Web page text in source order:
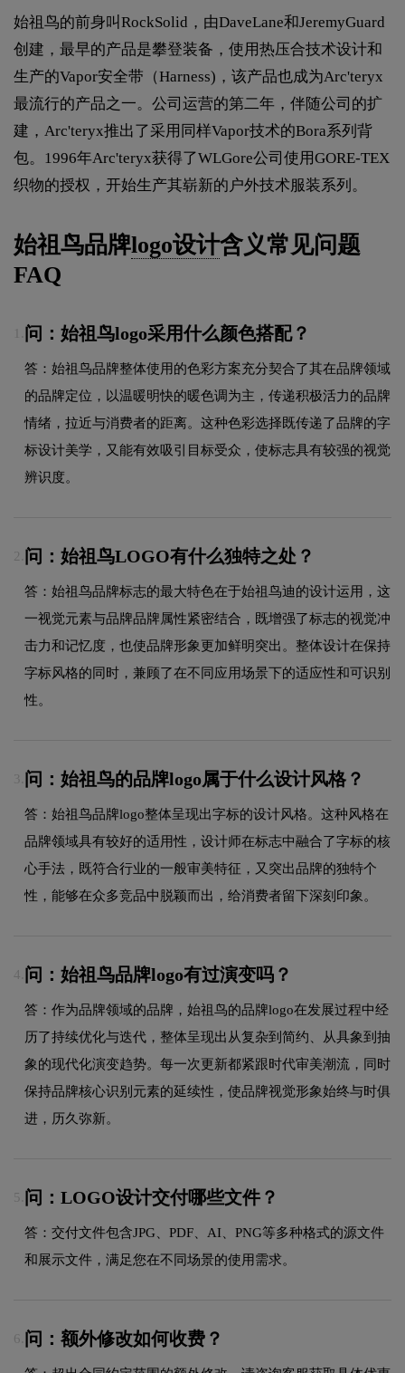
始祖鸟的前身叫RockSolid，由DaveLane和JeremyGuard
创建，最早的产品是攀登装备，使用热压合技术设计和
生产的Vapor安全带（Harness)，该产品也成为Arc'teryx
最流行的产品之一。公司运营的第二年，伴随公司的扩
建，Arc'teryx推出了采用同样Vapor技术的Bora系列背
包。1996年Arc'teryx获得了WLGore公司使用GORE-TEX
织物的授权，开始生产其崭新的户外技术服装系列。
始祖鸟品牌logo设计含义常见问题
FAQ
问：始祖鸟logo采用什么颜色搭配？
答：始祖鸟品牌整体使用的色彩方案充分契合了其在品牌领域
的品牌定位，以温暖明快的暖色调为主，传递积极活力的品牌
情绪，拉近与消费者的距离。这种色彩选择既传递了品牌的字
标设计美学，又能有效吸引目标受众，使标志具有较强的视觉
辨识度。
2. 问：始祖鸟LOGO有什么独特之处？
答：始祖鸟品牌标志的最大特色在于始祖鸟迪的设计运用，这
一视觉元素与品牌品牌属性紧密结合，既增强了标志的视觉冲
击力和记忆度，也使品牌形象更加鲜明突出。整体设计在保持
字标风格的同时，兼顾了在不同应用场景下的适应性和可识别
性。
3. 问：始祖鸟的品牌logo属于什么设计风格？
答：始祖鸟品牌logo整体呈现出字标的设计风格。这种风格在
品牌领域具有较好的适用性，设计师在标志中融合了字标的核
心手法，既符合行业的一般审美特征，又突出品牌的独特个
性，能够在众多竞品中脱颖而出，给消费者留下深刻印象。
4. 问：始祖鸟品牌logo有过演变吗？
答：作为品牌领域的品牌，始祖鸟的品牌logo在发展过程中经
历了持续优化与迭代，整体呈现出从复杂到简约、从具象到抽
象的现代化演变趋势。每一次更新都紧跟时代审美潮流，同时
保持品牌核心识别元素的延续性，使品牌视觉形象始终与时俱
进，历久弥新。
5. 问：LOGO设计交付哪些文件？
答：交付文件包含JPG、PDF、AI、PNG等多种格式的源文件
和展示文件，满足您在不同场景的使用需求。
6. 问：额外修改如何收费？